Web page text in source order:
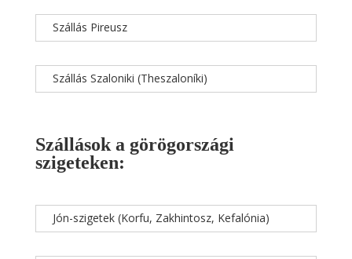
Szállás Pireusz
Szállás Szaloniki (Theszaloníki)
Szállások a görögországi
szigeteken:
Jón-szigetek (Korfu, Zakhintosz, Kefalónia)